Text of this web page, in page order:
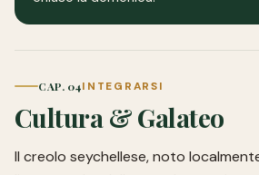
CAP. 04INTEGRARSI
Cultura & Galateo
Il creolo seychellese, noto